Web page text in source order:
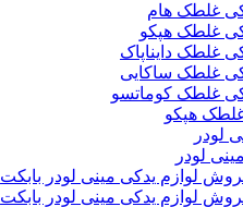
غلطک هام
غلطک هپکو
غلطک دایناپاک
غلطک ساکایی
غلطک کوماتسو
هپکو
لودر
لودر
لوازم یدکی مینی لودر بابکت
لوازم یدکی مینی لودر بابکت